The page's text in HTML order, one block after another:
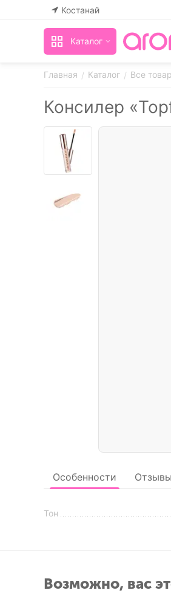
Костанай
Каталог
Главная / Каталог / Все
Консилер
Особенности Отзывы
Тон
Возможно, вас